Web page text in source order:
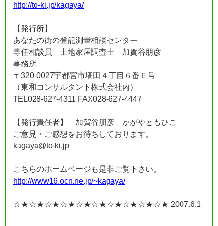
http://to-ki.jp/kagaya/
【発行所】
あなたの街の登記測量相談センター
専任相談員 土地家屋調査士 加賀谷朋彦
事務所
〒320-0027宇都宮市塙田４丁目６番６号
（東和コンサルタント株式会社内）
TEL028-627-4311 FAX028-627-4447
【発行責任者】 加賀谷朋彦 かがやともひこ
ご意見・ご感想をお待ちしております。
kagaya@to-ki.jp
こちらのホームページも是非ご覧下さい。
http://www16.ocn.ne.jp/~kagaya/
☆★☆★☆★☆★☆★☆★☆★☆★☆★☆★ 2007.6.1